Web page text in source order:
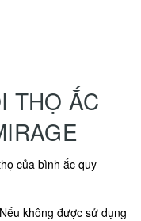
THỌ ẮC
của bình ắc quy
Nếu không được sử dụng